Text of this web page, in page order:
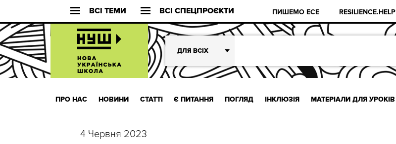
ВСІ ТЕМИ ВСІ СПЕЦПРОЄКТИ ПИШЕМО ЕСЕ RESILIENCE.HELP
ДЛЯ ВСІХ
ПРО НАС НОВИНИ СТАТТІ Є ПИТАННЯ ПОГЛЯД ІНКЛЮЗІЯ МАТЕРІАЛИ ДЛЯ УРОКІВ
4 Червня 2023